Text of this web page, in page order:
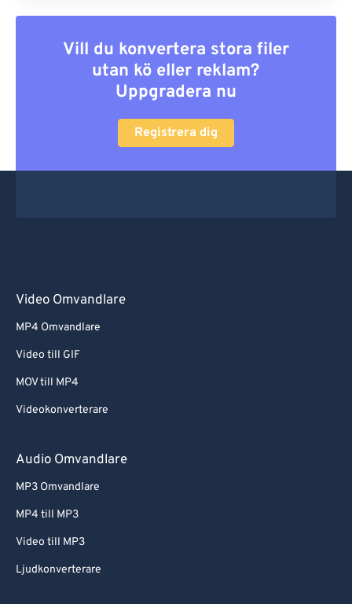
Vill du konvertera stora filer
utan kö eller reklam?
Uppgradera nu
Registrera dig
Video Omvandlare
MP4 Omvandlare
Video till GIF
MOV till MP4
Videokonverterare
Audio Omvandlare
MP3 Omvandlare
MP4 till MP3
Video till MP3
Ljudkonverterare